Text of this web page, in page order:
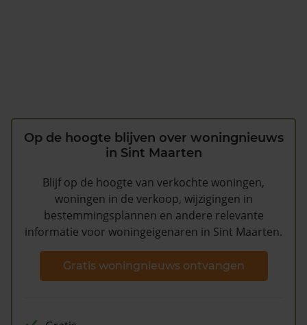
Op de hoogte blijven over woningnieuws
in Sint Maarten
Blijf op de hoogte van verkochte woningen,
woningen in de verkoop, wijzigingen in
bestemmingsplannen en andere relevante
informatie voor woningeigenaren in Sint Maarten.
Gratis woningnieuws ontvangen